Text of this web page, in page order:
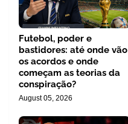
Futebol, poder e
bastidores: até onde vão
os acordos e onde
começam as teorias da
conspiração?
August 05, 2026